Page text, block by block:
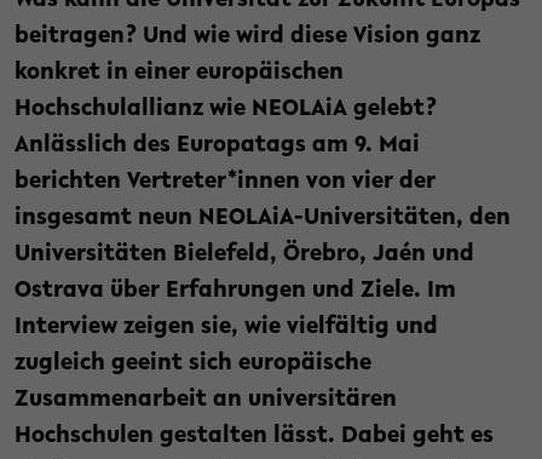
beitragen? Und wie wird diese Vision ganz
konkret in einer europäischen
Hochschulallianz wie NEOLAiA gelebt?
Anlässlich des Europatags am 9. Mai
berichten Vertreter*innen von vier der
insgesamt neun NEOLAiA-Universitäten, den
Universitäten Bielefeld, Örebro, Jaén und
Ostrava über Erfahrungen und Ziele. Im
Interview zeigen sie, wie vielfältig und
zugleich geeint sich europäische
Zusammenarbeit an universitären
Hochschulen gestalten lässt. Dabei geht es